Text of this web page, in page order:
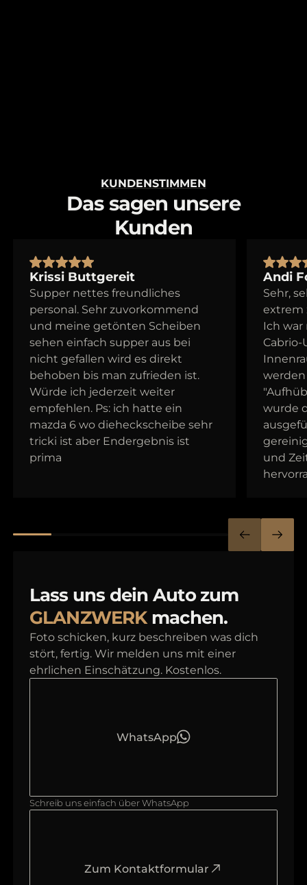
KUNDENSTIMMEN
Das sagen unsere
Kunden
Krissi Buttgereit
Supper nettes freundliches
personal. Sehr zuvorkommend
und meine getönten Scheiben
sehen einfach supper aus bei
nicht gefallen wird es direkt
behoben bis man zufrieden ist.
Würde ich jederzeit weiter
empfehlen. Ps: ich hatte ein
mazda 6 wo dieheckscheibe sehr
tricki ist aber Endergebnis ist
prima
Andi
Sehr,
extrem
Ich
Cabrio-
werden
wurde
und
Lass uns dein Auto zum
GLANZWERKmachen.
Foto schicken, kurz beschreiben was dich
stört, fertig. Wir melden uns mit einer
ehrlichen Einschätzung. Kostenlos.
WhatsApp
Schreib uns einfach über WhatsApp
Zum Kontaktformular